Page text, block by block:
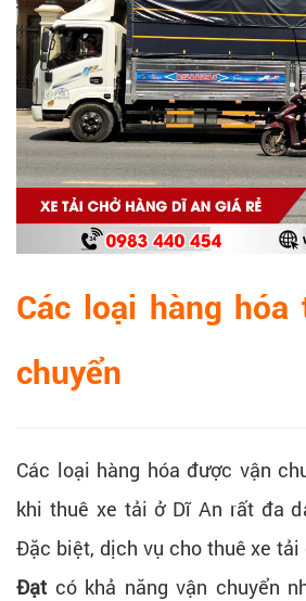
Các loại hàng hóa
chuyển
Các loại hàng hóa được vận
khi thuê xe tải ở Dĩ An rất đa
Đặc biệt, dịch vụ cho thuê xe
Đạt có khả năng vận chuyển